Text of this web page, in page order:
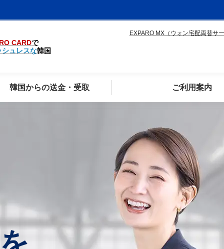
CARDで
シュレスな韓国
EXPARO MX（ウォン宅配両替サー
韓国からの送金・受取 ご利用案内